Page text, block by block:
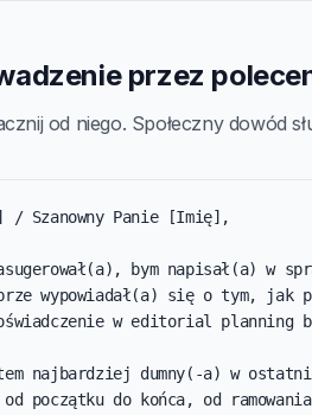
przez
od niego. Społeczny dowód
/ Szanowny Panie [Imię],
bym napisał(a) w
wypowiadał(a) się o tym, jak
w editorial planning
najbardziej dumny(-a) w
od początku do końca, od